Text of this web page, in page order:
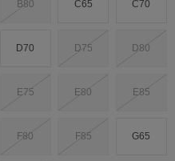
B80 C65 C70
D70 D75 D80
E75 E80 E85
F80 F85 G65